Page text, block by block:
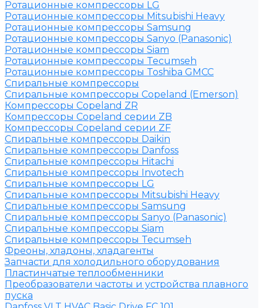
Ротационные компрессоры LG
Ротационные компрессоры Mitsubishi Heavy
Ротационные компрессоры Samsung
Ротационные компрессоры Sanyo (Panasonic)
Ротационные компрессоры Siam
Ротационные компрессоры Tecumseh
Ротационные компрессоры Toshiba GMCC
Спиральные компрессоры
Спиральные компрессоры Copeland (Emerson)
Компрессоры Copeland ZR
Компрессоры Copeland серии ZB
Компрессоры Copeland серии ZF
Спиральные компрессоры Daikin
Спиральные компрессоры Danfoss
Спиральные компрессоры Hitachi
Спиральные компрессоры Invotech
Спиральные компрессоры LG
Спиральные компрессоры Mitsubishi Heavy
Спиральные компрессоры Samsung
Спиральные компрессоры Sanyo (Panasonic)
Спиральные компрессоры Siam
Спиральные компрессоры Tecumseh
Фреоны, хладоны, хладагенты
Запчасти для холодильного оборудования
Пластинчатые теплообменники
Преобразователи частоты и устройства плавного
пуска